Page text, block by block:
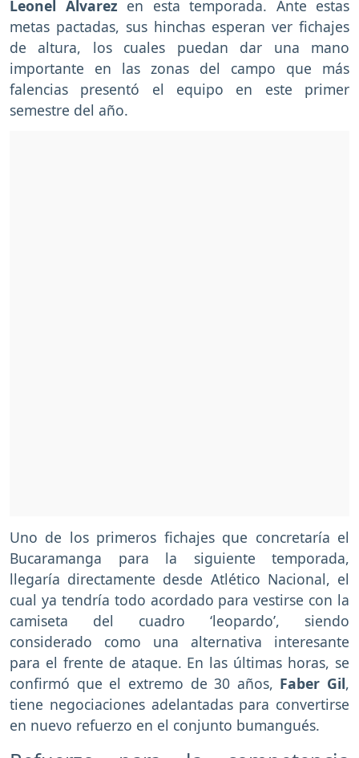
Leonel Álvarez en esta temporada. Ante estas
metas pactadas, sus hinchas esperan ver fichajes
de altura, los cuales puedan dar una mano
importante en las zonas del campo que más
falencias presentó el equipo en este primer
semestre del año.
Uno de los primeros fichajes que concretaría el
Bucaramanga para la siguiente temporada,
llegaría directamente desde Atlético Nacional, el
cual ya tendría todo acordado para vestirse con la
camiseta del cuadro ‘leopardo’, siendo
considerado como una alternativa interesante
para el frente de ataque. En las últimas horas, se
confirmó que el extremo de 30 años, Faber Gil,
tiene negociaciones adelantadas para convertirse
en nuevo refuerzo en el conjunto bumangués.